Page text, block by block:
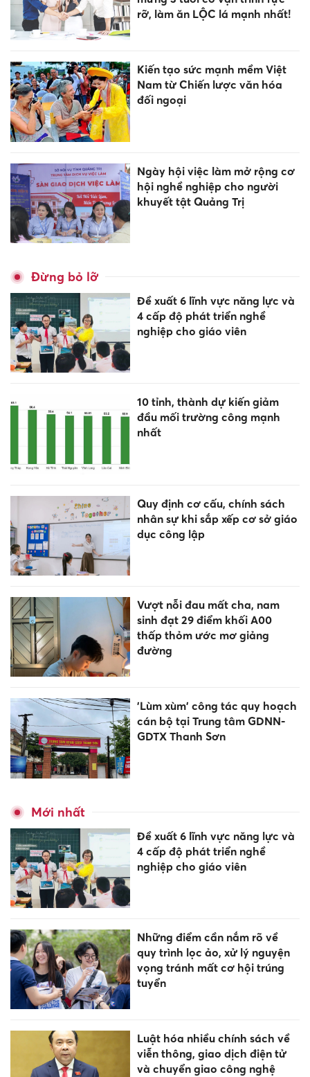
rỡ, làm ăn LỘC lá mạnh nhất!
Kiến tạo sức mạnh mềm Việt
Nam từ Chiến lược văn hóa
đối ngoại
Ngày hội việc làm mở rộng cơ
hội nghề nghiệp cho người
khuyết tật Quảng Trị
Đừng bỏ lỡ
Đề xuất 6 lĩnh vực năng lực và
4 cấp độ phát triển nghề
nghiệp cho giáo viên
10 tỉnh, thành dự kiến giảm
đầu mối trường công mạnh
nhất
Quy định cơ cấu, chính sách
nhân sự khi sắp xếp cơ sở giáo
dục công lập
Vượt nỗi đau mất cha, nam
sinh đạt 29 điểm khối A00
thấp thỏm ước mơ giảng
đường
'Lùm xùm' công tác quy hoạch
cán bộ tại Trung tâm GDNN-
GDTX Thanh Sơn
Mới nhất
Đề xuất 6 lĩnh vực năng lực và
4 cấp độ phát triển nghề
nghiệp cho giáo viên
Những điểm cần nắm rõ về
quy trình lọc ảo, xử lý nguyện
vọng tránh mất cơ hội trúng
tuyển
Luật hóa nhiều chính sách về
viễn thông, giao dịch điện tử
và chuyển giao công nghệ